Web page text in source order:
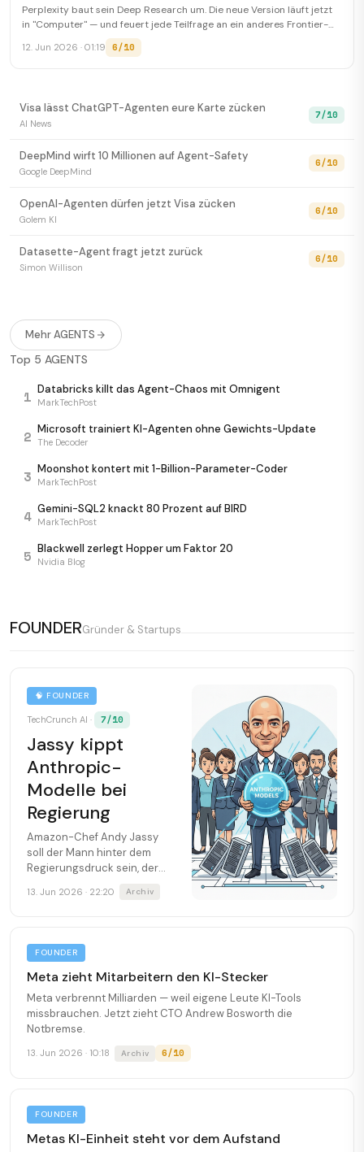
Perplexity baut sein Deep Research um. Die neue Version läuft jetzt
in "Computer" — und feuert jede Teilfrage an ein anderes Frontier-
12. Jun 2026 · 01:19 6/10
Visa lässt ChatGPT-Agenten eure Karte zücken
AI News
7/10
DeepMind wirft 10 Millionen auf Agent-Safety
Google DeepMind
6/10
OpenAI-Agenten dürfen jetzt Visa zücken
Golem KI
6/10
Datasette-Agent fragt jetzt zurück
Simon Willison
6/10
Anthropics Mythos jagt Sicherheitslücken — und
trifft
MarkTechPost
The Decoder
Mehr AGENTS
Top 5 AGENTS
1 Databricks killt das Agent-Chaos mit Omnigent
MarkTechPost
2 Microsoft trainiert KI-Agenten ohne Gewichts-Update
The Decoder
3 Moonshot kontert mit 1-Billion-Parameter-Coder
MarkTechPost
4 Gemini-SQL2 knackt 80 Prozent auf BIRD
MarkTechPost
5 Blackwell zerlegt Hopper um Faktor 20
Nvidia Blog
FOUNDERGründer & Startups
🧠 FOUNDER
TechCrunch AI · 7/10
Jassy kippt
Anthropic-
Modelle bei
Regierung
Amazon-Chef Andy Jassy
soll der Mann hinter dem
Regierungsdruck sein, der
weltweit zwei Modelle
13. Jun 2026 · 22:20 Archiv
FOUNDER
Meta zieht Mitarbeitern den KI-Stecker
Meta verbrennt Milliarden — weil eigene Leute KI-Tools
missbrauchen. Jetzt zieht CTO Andrew Bosworth die
Notbremse.
13. Jun 2026 · 10:18 Archiv 6/10
FOUNDER
Metas KI-Einheit steht vor dem Aufstand